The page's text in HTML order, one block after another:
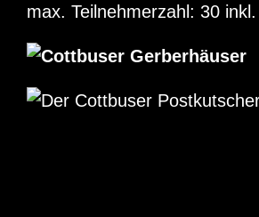
max. Teilnehmerzahl: 30